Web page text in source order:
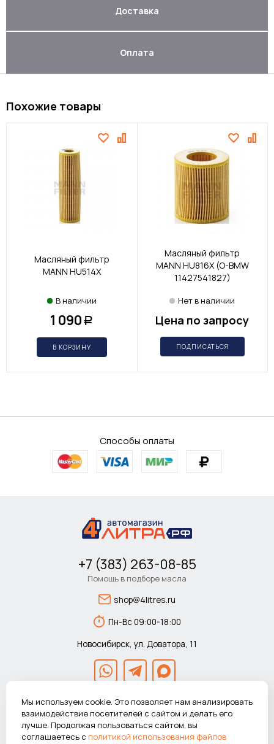
Доставка
Оплата
Похожие товары
Масляный фильтр
MANN HU514X
В наличии
1 090 Р
В КОРЗИНУ
Масляный фильтр
MANN HU816X (O-BMW
11427541827)
Нет в наличии
Цена по запросу
ПОДПИСАТЬСЯ
Способы оплаты
+7 (383) 263-08-85
Помощь в подборе масла
shop@4litres.ru
Пн-Вс 09:00-18:00
Новосибирск, ул. Доватора, 11
© 2026 Автомагазин 4литра.рф Все права защищены.
Мы используем cookie. Это позволяет нам анализировать
взаимодействие посетителей с сайтом и делать его
лучше. Продолжая пользоваться сайтом, вы
соглашаетесь с политикой использования файлов